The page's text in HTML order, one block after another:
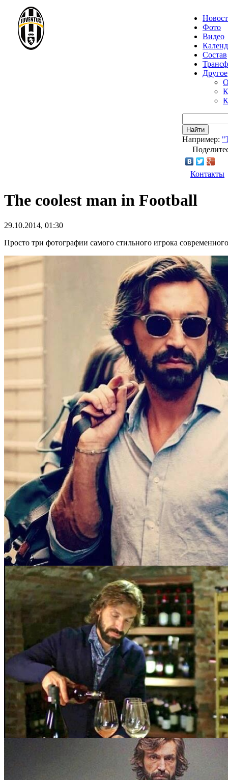
Фото
Видео
Состав
Другое
Найти
Например:
Контакты
The coolest man in Football
29.10.2014, 01:30
Просто три фотографии самого стильного игрока